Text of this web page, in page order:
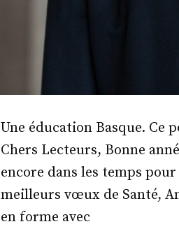
Une éducation Basque. Ce
Chers Lecteurs, Bonne
encore dans les temps
meilleurs vœux de Santé,
en forme avec